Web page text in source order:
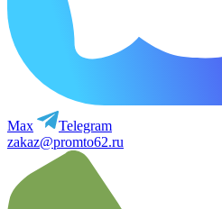
Max
Telegram
zakaz@promto62.ru